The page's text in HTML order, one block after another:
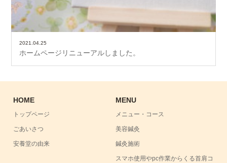
2021.04.25
ホームページリニューアルしました。
HOME
トップページ
ごあいさつ
安養堂の由来
MENU
メニュー・コース
美容鍼灸
鍼灸施術
スマホ使用やpc作業からくる首肩コ